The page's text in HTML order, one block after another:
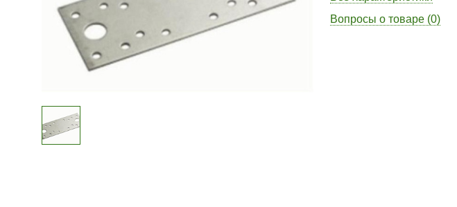
Вопросы о товаре (0)